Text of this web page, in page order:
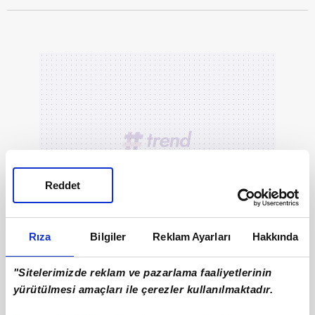
Rıza Bilgiler Reklam Ayarları Hakkında
"Sitelerimizde reklam ve pazarlama faaliyetlerinin
yürütülmesi amaçları ile çerezler kullanılmaktadır.
Reddet